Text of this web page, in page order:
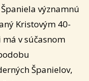
významnú
Kristovým 40-
v súčasnom
Španielov,